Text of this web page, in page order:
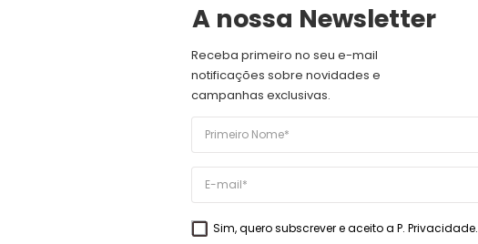
129,90€
A nossa Newsletter
Receba primeiro no seu e-mail
notificações sobre novidades e
campanhas exclusivas.
Sim, quero subscrever e aceito a P. Privacidade.